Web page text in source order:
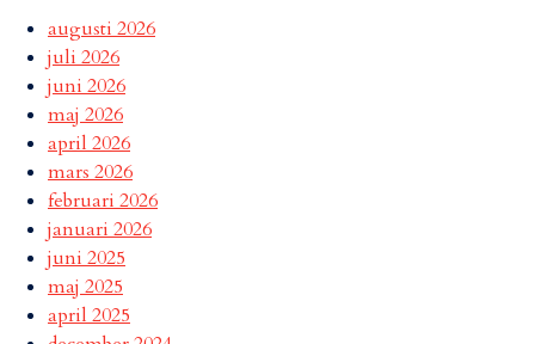
augusti 2026
juli 2026
juni 2026
maj 2026
april 2026
mars 2026
februari 2026
januari 2026
juni 2025
maj 2025
april 2025